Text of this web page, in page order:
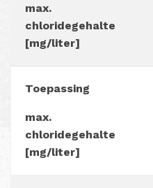
max.
chloridegehalte
[mg/liter]
Toepassing
max.
chloridegehalte
[mg/liter]